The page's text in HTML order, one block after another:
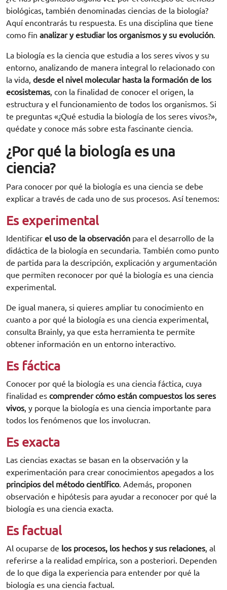
biológicas, también denominadas ciencias de la biología?
Aquí encontrarás tu respuesta. Es una disciplina que tiene
como fin analizar y estudiar los organismos y su evolución.
La biología es la ciencia que estudia a los seres vivos y su
entorno, analizando de manera integral lo relacionado con
la vida, desde el nivel molecular hasta la formación de los
ecosistemas, con la finalidad de conocer el origen, la
estructura y el funcionamiento de todos los organismos. Si
te preguntas «¿Qué estudia la biología de los seres vivos?»,
quédate y conoce más sobre esta fascinante ciencia.
¿Por qué la biología es una
ciencia?
Para conocer por qué la biología es una ciencia se debe
explicar a través de cada uno de sus procesos. Así tenemos:
Es experimental
Identificar el uso de la observación para el desarrollo de la
didáctica de la biología en secundaria. También como punto
de partida para la descripción, explicación y argumentación
que permiten reconocer por qué la biología es una ciencia
experimental.
De igual manera, si quieres ampliar tu conocimiento en
cuanto a por qué la biología es una ciencia experimental,
consulta Brainly, ya que esta herramienta te permite
obtener información en un entorno interactivo.
Es fáctica
Conocer por qué la biología es una ciencia fáctica, cuya
finalidad es comprender cómo están compuestos los seres
vivos, y porque la biología es una ciencia importante para
todos los fenómenos que los involucran.
Es exacta
Las ciencias exactas se basan en la observación y la
experimentación para crear conocimientos apegados a los
principios del método científico. Además, proponen
observación e hipótesis para ayudar a reconocer por qué la
biología es una ciencia exacta.
Es factual
Al ocuparse de los procesos, los hechos y sus relaciones, al
referirse a la realidad empírica, son a posteriori. Dependen
de lo que diga la experiencia para entender por qué la
biología es una ciencia factual.